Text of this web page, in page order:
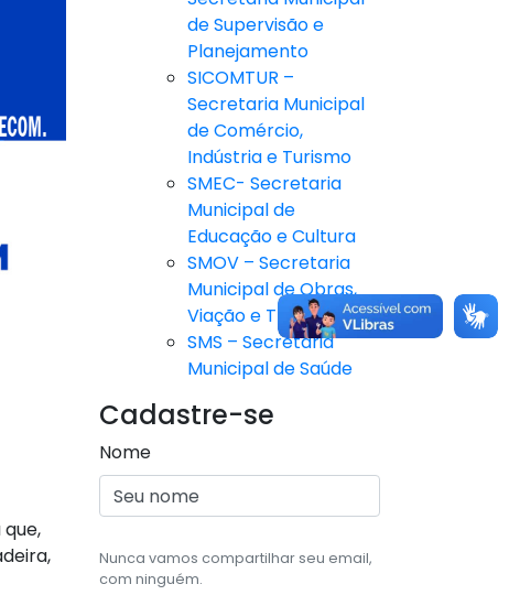
de Supervisão e
Planejamento
SICOMTUR –
Secretaria Municipal
de Comércio,
Indústria e Turismo
SMEC- Secretaria
Municipal de
Educação e Cultura
SMOV – Secretaria
Municipal de Obras,
Viação e Trânsito
SMS – Secretaria
Municipal de Saúde
Cadastre-se
Nome
Nunca vamos compartilhar seu email,
com ninguém.